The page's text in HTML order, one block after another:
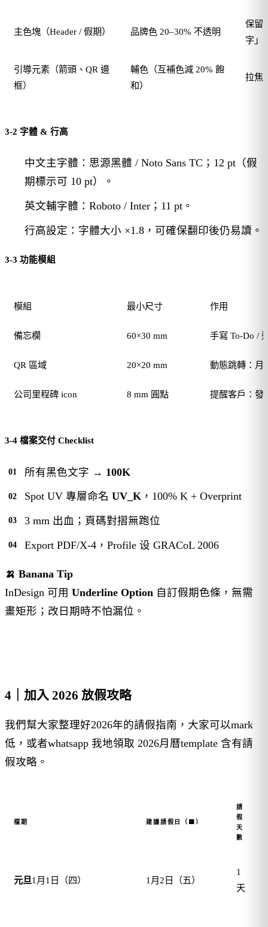
主色塊（Header / 假期） 品牌色 20–30% 不透明
保留
字」
引導元素（箭頭、QR 邊
框）
輔色（互補色減 20% 飽
和）
拉焦
3-2 字體 & 行高
中文主字體：思源黑體 / Noto Sans TC；12 pt（假
期標示可 10 pt）。
英文輔字體：Roboto / Inter；11 pt。
行高設定：字體大小 ×1.8，可確保翻印後仍易讀。
3-3 功能模組
模組 最小尺寸 作用
備忘欄 60×30 mm 手寫 To-Do /
QR 區域 20×20 mm 動態跳轉：月
公司里程碑 icon 8 mm 圓點 提醒客戶：發
3-4 檔案交付 Checklist
所有黑色文字 → 100K
Spot UV 專層命名 UV_K，100% K + Overprint
3 mm 出血；頁碼對摺無跑位
Export PDF/X-4，Profile 设 GRACoL 2006
🍌 Banana Tip
InDesign 可用 Underline Option 自訂假期色條，無需
畫矩形；改日期時不怕漏位。
4｜加入 2026 放假攻略
我們幫大家整理好2026年的請假指南，大家可以mark
低，或者whatsapp 我地領取 2026月曆template 含有請
假攻略。
檔期 建議請假日（🟥）
請
假
天
數
元旦1月1日（四） 1月2日（五）
1
天